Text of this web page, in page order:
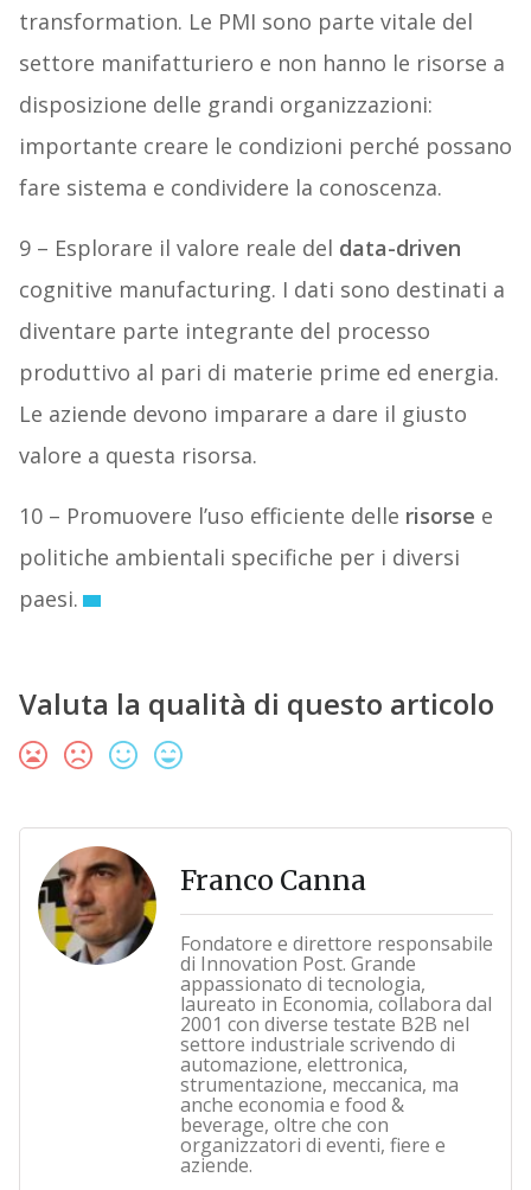
transformation. Le PMI sono parte vitale del
settore manifatturiero e non hanno le risorse a
disposizione delle grandi organizzazioni:
importante creare le condizioni perché possano
fare sistema e condividere la conoscenza.
9 – Esplorare il valore reale del data-driven
cognitive manufacturing. I dati sono destinati a
diventare parte integrante del processo
produttivo al pari di materie prime ed energia.
Le aziende devono imparare a dare il giusto
valore a questa risorsa.
10 – Promuovere l’uso efficiente delle risorse e
politiche ambientali specifiche per i diversi
paesi.
Valuta la qualità di questo articolo
Franco Canna
Fondatore e direttore responsabile
di Innovation Post. Grande
appassionato di tecnologia,
laureato in Economia, collabora dal
2001 con diverse testate B2B nel
settore industriale scrivendo di
automazione, elettronica,
strumentazione, meccanica, ma
anche economia e food &
beverage, oltre che con
organizzatori di eventi, fiere e
aziende.